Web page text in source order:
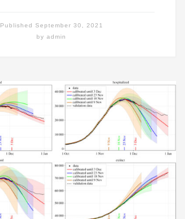
by admin
Published September 30, 2021